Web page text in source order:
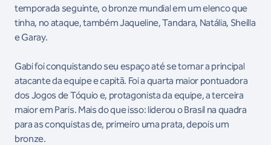
temporada seguinte, o bronze mundial em um elenco que
tinha, no ataque, também Jaqueline, Tandara, Natália, Sheilla
e Garay.
Gabi foi conquistando seu espaço até se tornar a principal
atacante da equipe e capitã. Foi a quarta maior pontuadora
dos Jogos de Tóquio e, protagonista da equipe, a terceira
maior em Paris. Mais do que isso: liderou o Brasil na quadra
para as conquistas de, primeiro uma prata, depois um
bronze.